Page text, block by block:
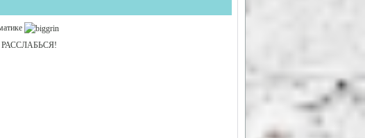
РАССЛАБЬСЯ!